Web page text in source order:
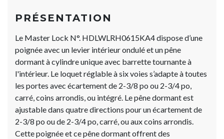
PRÉSENTATION
Le Master Lock N°. HDLWLRH0615KA4 dispose d’une
poignée avec un levier intérieur ondulé et un pêne
dormant à cylindre unique avec barrette tournante à
l'intérieur. Le loquet réglable à six voies s’adapte à toutes
les portes avec écartement de 2-3/8 po ou 2-3/4 po,
carré, coins arrondis, ou intégré. Le pêne dormant est
ajustable dans quatre directions pour un écartement de
2-3/8 po ou de 2-3/4 po, carré, ou aux coins arrondis.
Cette poignée et ce pêne dormant offrent des